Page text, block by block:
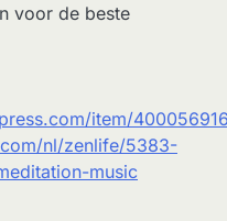
voor de beste
item/
nl/zenlife/5383-
music